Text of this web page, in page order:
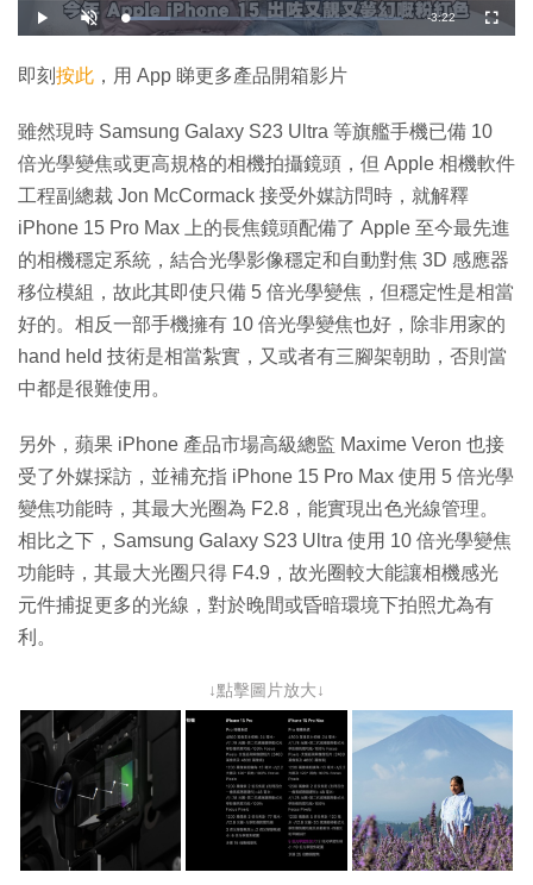
播
放
開
啟
載
入
1
4
%
剩
間
-3:22
全
螢
即刻 按此 ，用 App 睇更多產品開箱影片
雖然現時 Samsung Galaxy S23 Ultra 等旗艦手機已備 10
倍光學變焦或更高規格的相機拍攝鏡頭，但 Apple 相機軟件
工程副總裁 Jon McCormack 接受外媒訪問時，就解釋
iPhone 15 Pro Max 上的長焦鏡頭配備了 Apple 至今最先進
的相機穩定系統，結合光學影像穩定和自動對焦 3D 感應器
移位模組，故此其即使只備 5 倍光學變焦，但穩定性是相當
好的。相反一部手機擁有 10 倍光學變焦也好，除非用家的
hand held 技術是相當紮實，又或者有三腳架朝助，否則當
中都是很難使用。
另外，蘋果 iPhone 產品市場高級總監 Maxime Veron 也接
受了外媒採訪，並補充指 iPhone 15 Pro Max 使用 5 倍光學
變焦功能時，其最大光圈為 F2.8，能實現出色光線管理。
相比之下，Samsung Galaxy S23 Ultra 使用 10 倍光學變焦
功能時，其最大光圈只得 F4.9，故光圈較大能讓相機感光
元件捕捉更多的光線，對於晚間或昏暗環境下拍照尤為有
利。
↓點擊圖片放大↓